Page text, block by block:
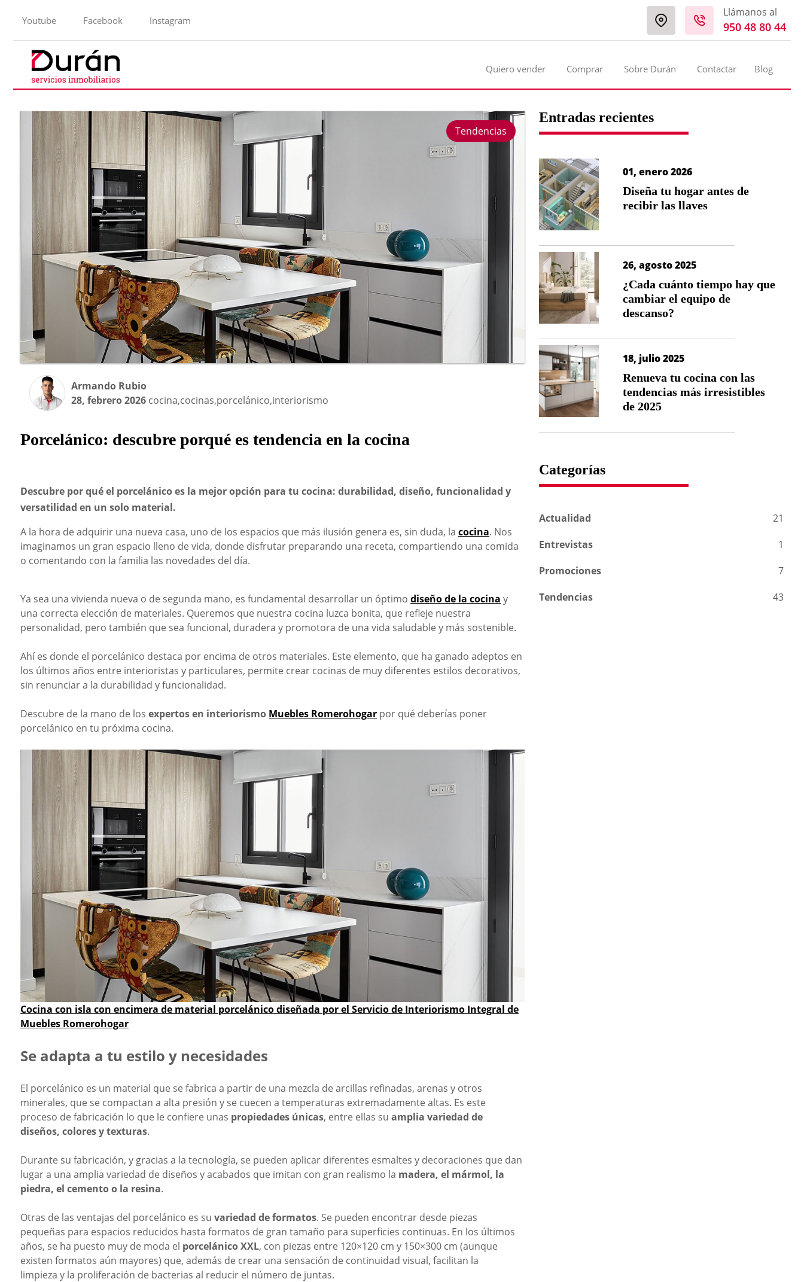
Youtube Facebook Instagram
Llámanos al
950 48 80 44
Quiero vender Comprar Sobre Durán Contactar Blog
Tendencias
Armando Rubio
28, febrero 2026 cocina,cocinas,porcelánico,interiorismo
Porcelánico: descubre porqué es tendencia en la cocina
Descubre por qué el porcelánico es la mejor opción para tu cocina: durabilidad, diseño, funcionalidad y
versatilidad en un solo material.
A la hora de adquirir una nueva casa, uno de los espacios que más ilusión genera es, sin duda, la cocina. Nos
imaginamos un gran espacio lleno de vida, donde disfrutar preparando una receta, compartiendo una comida
o comentando con la familia las novedades del día.
Ya sea una vivienda nueva o de segunda mano, es fundamental desarrollar un óptimo diseño de la cocina y
una correcta elección de materiales. Queremos que nuestra cocina luzca bonita, que refleje nuestra
personalidad, pero también que sea funcional, duradera y promotora de una vida saludable y más sostenible.
Ahí es donde el porcelánico destaca por encima de otros materiales. Este elemento, que ha ganado adeptos en
los últimos años entre interioristas y particulares, permite crear cocinas de muy diferentes estilos decorativos,
sin renunciar a la durabilidad yfuncionalidad.
Descubre de la mano de los expertos en interiorismo Muebles Romerohogar por qué deberías poner
porcelánico en tu próxima cocina.
Cocina con isla con encimera de material porcelánico diseñada por el Servicio de Interiorismo Integral de
Muebles Romerohogar
Se adapta a tu estilo y necesidades
El porcelánico es un material que se fabrica a partir de una mezcla de arcillas refinadas, arenas y otros
minerales, que se compactan a alta presión y se cuecen a temperaturas extremadamente altas. Es este
proceso de fabricación lo que le confiere unas propiedades únicas, entre ellas su amplia variedad de
diseños, colores y texturas.
Durante su fabricación, y gracias a la tecnología, se pueden aplicar diferentes esmaltes y decoraciones que dan
lugar a una amplia variedad de diseños y acabados que imitan con gran realismo la madera, el mármol, la
piedra, el cemento o la resina.
Otras de las ventajas del porcelánico es su variedad de formatos. Se pueden encontrar desde piezas
pequeñas para espacios reducidos hasta formatos de gran tamaño para superficies continuas. En los últimos
años, se ha puesto muy de moda el porcelánico XXL, con piezas entre 120×120 cm y 150×300 cm (aunque
existen formatos aún mayores) que, además de crear una sensación de continuidad visual, facilitan la
limpieza y la proliferación de bacterias al reducir el número de juntas.
Entradas recientes
01, enero 2026
Diseña tu hogar antes de
recibir las llaves
26, agosto 2025
¿Cada cuánto tiempo hay que
cambiar el equipo de
descanso?
18, julio 2025
Renueva tu cocina con las
tendencias más irresistibles
de 2025
Categorías
Actualidad
21
Entrevistas
1
Promociones
7
Tendencias
43